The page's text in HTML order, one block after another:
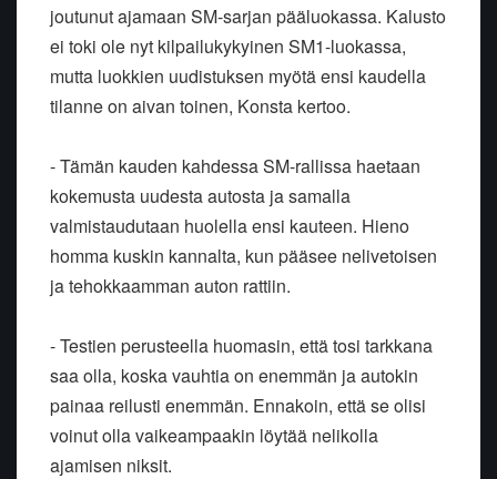
joutunut ajamaan SM-sarjan pääluokassa. Kalusto
ei toki ole nyt kilpailukykyinen SM1-luokassa,
mutta luokkien uudistuksen myötä ensi kaudella
tilanne on aivan toinen, Konsta kertoo.
- Tämän kauden kahdessa SM-rallissa haetaan
kokemusta uudesta autosta ja samalla
valmistaudutaan huolella ensi kauteen. Hieno
homma kuskin kannalta, kun pääsee nelivetoisen
ja tehokkaamman auton rattiin.
- Testien perusteella huomasin, että tosi tarkkana
saa olla, koska vauhtia on enemmän ja autokin
painaa reilusti enemmän. Ennakoin, että se olisi
voinut olla vaikeampaakin löytää nelikolla
ajamisen niksit.